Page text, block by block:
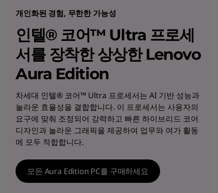
개인화된 경험, 무한한 가능성
인텔® 코어™ Ultra 프로세
서를 장착한 상상한 Lenovo
Aura Edition
차세대 인텔® 코어™ Ultra 프로세서는 AI 기반 성능과
놀라운 효율성을 결합합니다. 이 프로세서는 사용자의
요구에 맞춰 조정되어 강력하고 빠른 하이브리드 코어
디자인과 놀라운 그래픽을 제공하여 업무와 여가 활동
에 모두 적합합니다.
모든 Aura Edition PC를 구매하세요